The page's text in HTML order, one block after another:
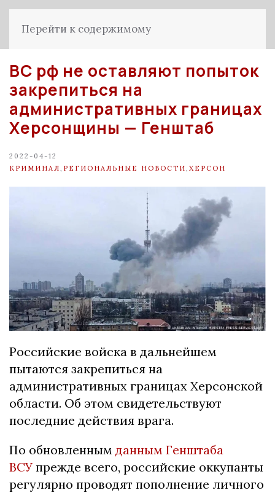
Перейти к содержимому
ВС рф не оставляют попыток
закрепиться на
административных границах
Херсонщины — Генштаб
2022-04-12
КРИМИНАЛ РЕГИОНАЛЬНЫЕ НОВОСТИ ХЕРСОН
Российские войска в дальнейшем
пытаются закрепиться на
административных границах Херсонской
области. Об этом свидетельствуют
последние действия врага.
По обновленным данным Генштаба
ВСУпрежде всего, российские оккупанты
регулярно проводят пополнение личного